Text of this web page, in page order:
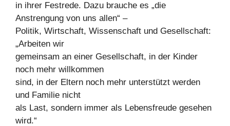
in ihrer Festrede. Dazu brauche es „die
Anstrengung von uns allen“ –
Politik, Wirtschaft, Wissenschaft und Gesellschaft:
„Arbeiten wir
gemeinsam an einer Gesellschaft, in der Kinder
noch mehr willkommen
sind, in der Eltern noch mehr unterstützt werden
und Familie nicht
als Last, sondern immer als Lebensfreude gesehen
wird.“